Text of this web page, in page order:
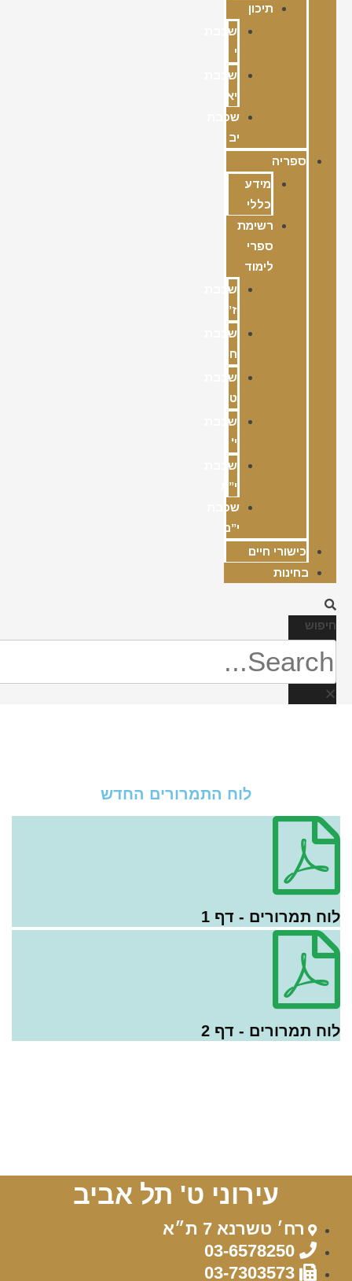
תיכון
שכבת
י
שכבת
יא
שכבת
יב
ספריה
מידע
כללי
רשימת
ספרי
לימוד
שכבת
ז’
שכבת
ח’
שכבת
ט’
שכבת
י'
שכבת
י”א
שכבת
י”ב
כישורי חיים
בחינות
חיפוש
לוח התמרורים החדש
לוח תמרורים - דף 1
לוח תמרורים - דף 2
עירוני ט' תל אביב
רח׳ טשרנא 7 ת״א
03-6578250
03-7303573